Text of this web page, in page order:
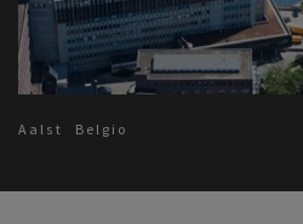
Aalst Belgio